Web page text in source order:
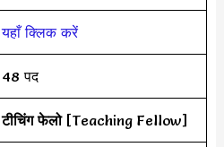
यहाँ क्लिक करें
48 पद
टीचिंग फेलो[Teaching Fellow]